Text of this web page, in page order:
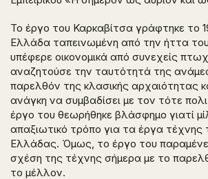
Το έργο του Καρκαβίτσα γράφτηκε το
Ελλάδα ταπεινωμένη από την ήττα
υπέφερε οικονομικά από συνεχείς
αναζητούσε την ταυτότητά της
παρελθόν της κλασικής αρχαιότητας
ανάγκη να συμβαδίσει με τον τότε
έργο του θεωρήθηκε βλάσφημο γιατί
απαξιωτικό τρόπο για τα έργα τέχνης
Ελλάδας. Όμως, το έργο του παραμένει
σχέση της τέχνης σήμερα με το
το μέλλον.